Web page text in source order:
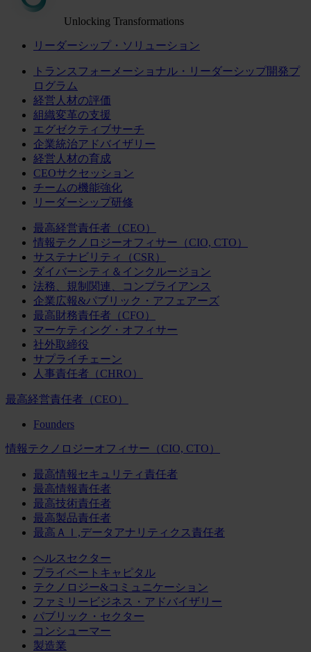
Unlocking Transformations
リーダーシップ・ソリューション
トランスフォーメーショナル・リーダーシップ開発プ
ログラム
経営人材の評価
組織変革の支援
エグゼクティブサーチ
企業統治アドバイザリー
経営人材の育成
CEOサクセッション
チームの機能強化
リーダーシップ研修
最高経営責任者（CEO）
情報テクノロジーオフィサー（CIO, CTO）
サステナビリティ（CSR）
ダイバーシティ＆インクルージョン
法務、規制関連、コンプライアンス
企業広報&パブリック・アフェアーズ
最高財務責任者（CFO）
マーケティング・オフィサー
社外取締役
サプライチェーン
人事責任者（CHRO）
最高経営責任者（CEO）
Founders
情報テクノロジーオフィサー（CIO, CTO）
最高情報セキュリティ責任者
最高情報責任者
最高技術責任者
最高製品責任者
最高ＡＩ,データアナリティクス責任者
ヘルスセクター
プライベートキャピタル
テクノロジー&コミュニケーション
ファミリービジネス・アドバイザリー
パブリック・セクター
コンシューマー
製造業